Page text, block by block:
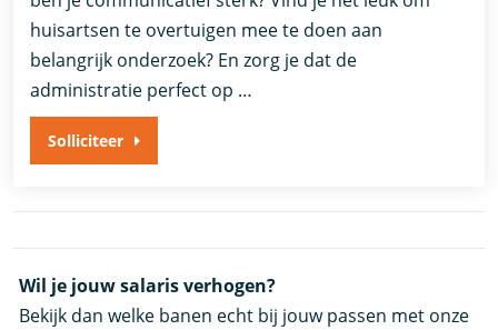
huisartsen te overtuigen mee te doen aan
belangrijk onderzoek? En zorg je dat de
administratie perfect op …
Solliciteer
Wil je jouw salaris verhogen?
Bekijk dan welke banen echt bij jouw passen met onze